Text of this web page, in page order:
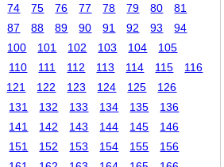
74 75 76 77 78 79 80
81
87 88 89 90 91 92 93
94
100 101 102 103 104
105
110 111 112 113 114 115
116
121 122 123 124 125
126
131 132 133 134 135
136
141 142 143 144 145
146
151 152 153 154 155
156